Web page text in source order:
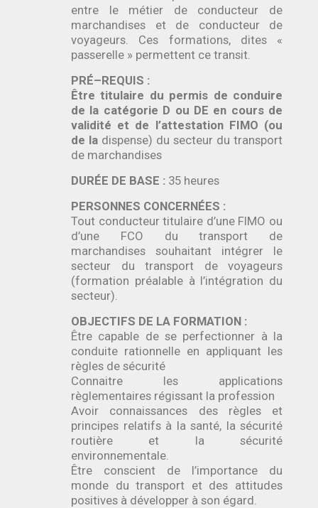
entre le métier de conducteur de
marchandises et de conducteur de
voyageurs. Ces formations, dites «
passerelle » permettent ce transit.
PRÉ–REQUIS :
Être titulaire du permis de conduire
de la catégorie D ou DE en cours de
validité et de l’attestation FIMO (ou
de la dispense) du secteur du transport
de marchandises
DURÉE DE BASE : 35 heures
PERSONNES CONCERNÉES :
Tout conducteur titulaire d’une FIMO ou
d’une FCO du transport de
marchandises souhaitant intégrer le
secteur du transport de voyageurs
(formation préalable à l’intégration du
secteur).
OBJECTIFS DE LA FORMATION :
Être capable de se perfectionner à la
conduite rationnelle en appliquant les
règles de sécurité
Connaitre les applications
règlementaires régissant la profession
Avoir connaissances des règles et
principes relatifs à la santé, la sécurité
routière et la sécurité
environnementale.
Être conscient de l’importance du
monde du transport et des attitudes
positives à développer à son égard.